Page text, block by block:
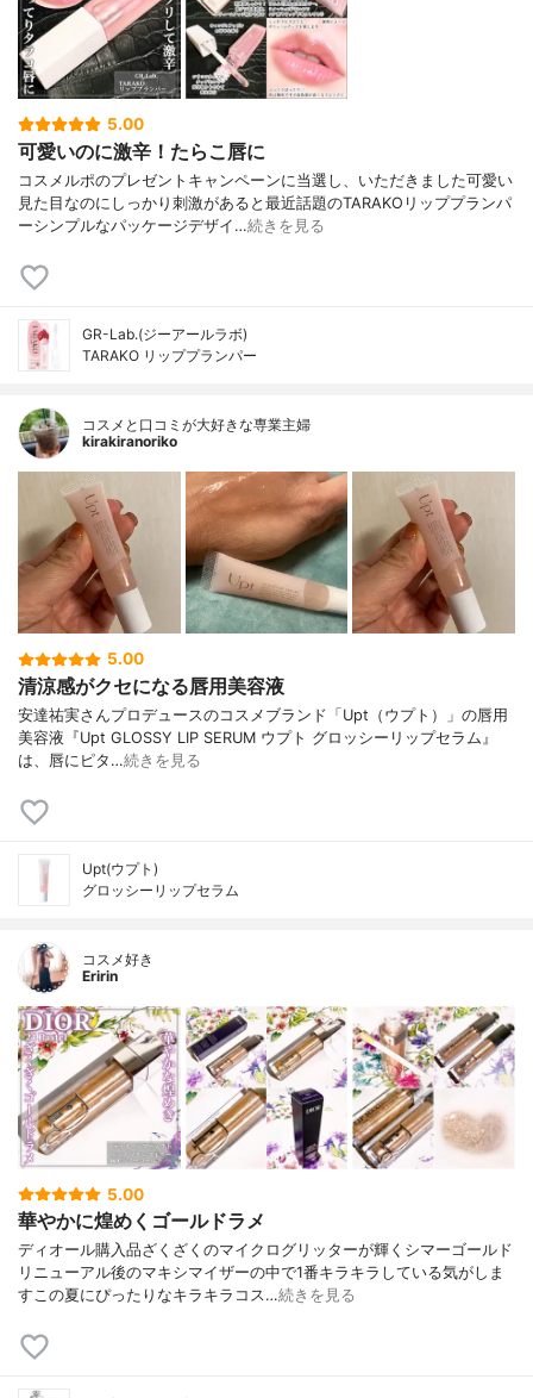
5.00
可愛いのに激辛！たらこ唇に
コスメルポのプレゼントキャンペーンに当選し、いただきました可愛い
見た目なのにしっかり刺激があると最近話題のTARAKOリッププランパ
ーシンプルなパッケージデザイ…続きを見る
GR-Lab.(ジーアールラボ)
TARAKO リッププランパー
コスメと口コミが大好きな専業主婦
kirakiranoriko
5.00
清涼感がクセになる唇用美容液
安達祐実さんプロデュースのコスメブランド「Upt（ウプト）」の唇用
美容液『Upt GLOSSY LIP SERUM ウプト グロッシーリップセラム』
は、唇にピタ…続きを見る
Upt(ウプト)
グロッシーリップセラム
コスメ好き
Eririn
5.00
華やかに煌めくゴールドラメ
ディオール購入品ざくざくのマイクログリッターが輝くシマーゴールド
リニューアル後のマキシマイザーの中で1番キラキラしている気がしま
すこの夏にぴったりなキラキラコス…続きを見る